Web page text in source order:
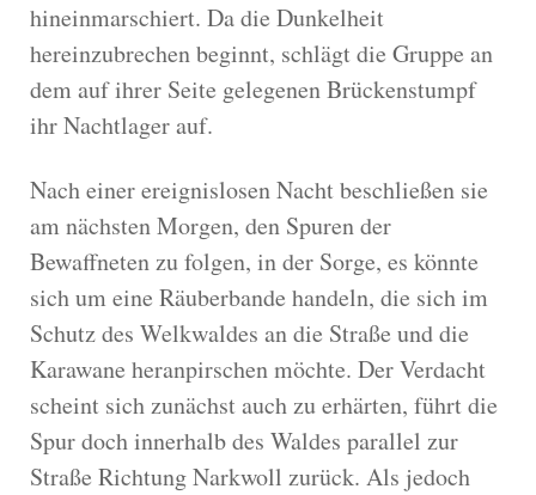
hineinmarschiert. Da die Dunkelheit
hereinzubrechen beginnt, schlägt die Gruppe an
dem auf ihrer Seite gelegenen Brückenstumpf
ihr Nachtlager auf.
Nach einer ereignislosen Nacht beschließen sie
am nächsten Morgen, den Spuren der
Bewaffneten zu folgen, in der Sorge, es könnte
sich um eine Räuberbande handeln, die sich im
Schutz des Welkwaldes an die Straße und die
Karawane heranpirschen möchte. Der Verdacht
scheint sich zunächst auch zu erhärten, führt die
Spur doch innerhalb des Waldes parallel zur
Straße Richtung Narkwoll zurück. Als jedoch